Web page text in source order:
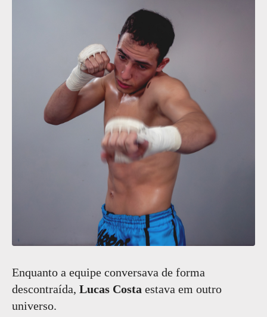
Enquanto a equipe conversava de forma
descontraída, Lucas Costa estava em outro
universo.